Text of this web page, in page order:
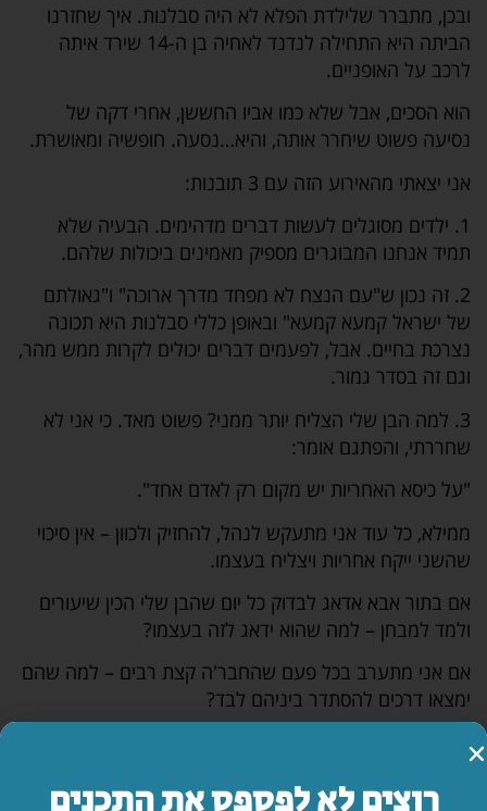
ובכן, מתברר שלילדת הפלא לא היה סבלנות. איך שחזרנו
הביתה היא התחילה לנדנד לאחיה בן ה-14 שירד איתה
לרכב על האופניים.
הוא הסכים, אבל שלא כמו אביו החששן, אחרי דקה של
נסיעה פשוט שיחרר אותה, והיא…נסעה. חופשיה ומאושרת.
אני יצאתי מהאירוע הזה עם 3 תובנות:
1. ילדים מסוגלים לעשות דברים מדהימים. הבעיה שלא
תמיד אנחנו המבוגרים מספיק מאמינים ביכולות שלהם.
2. זה נכון ש"עם הנצח לא מפחד מדרך ארוכה" ו"גאולתם
של ישראל קמעא קמעא" ובאופן כללי סבלנות היא תכונה
נצרכת בחיים. אבל, לפעמים דברים יכולים לקרות ממש מהר,
וגם זה בסדר גמור.
3. למה הבן שלי הצליח יותר ממני? פשוט מאד. כי אני לא
שחררתי, והפתגם אומר:
"על כיסא האחריות יש מקום רק לאדם אחד".
ממילא, כל עוד אני מתעקש לנהל, להחזיק ולכוון – אין סיכוי
שהשני ייקח אחריות ויצליח בעצמו.
אם בתור אבא אדאג לבדוק כל יום שהבן שלי הכין שיעורים
ולמד למבחן – למה שהוא ידאג לזה בעצמו?
אם אני מתערב בכל פעם שהחבר'ה קצת רבים – למה שהם
ימצאו דרכים להסתדר ביניהם לבד?
אבל ברגע שאני מגלה אמון ומשחרר, ייתכן שהשני ייפול כמה
פעמים, אבל לא רחוק היום בו יצליח לרכב לגמרי לבד.
רוצים לא לפספס את התכנים